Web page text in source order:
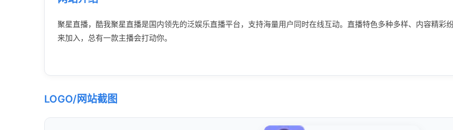
聚星直播，酷我聚星直播是国内领先的泛娱乐直播平台，支持海量用户同时在线互动。直播特色多种多样、内容精彩
来加入，总有一款主播会打动你。
LOGO/网站截图